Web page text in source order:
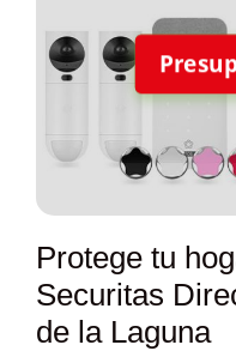
Protege tu
Securitas
de la Laguna